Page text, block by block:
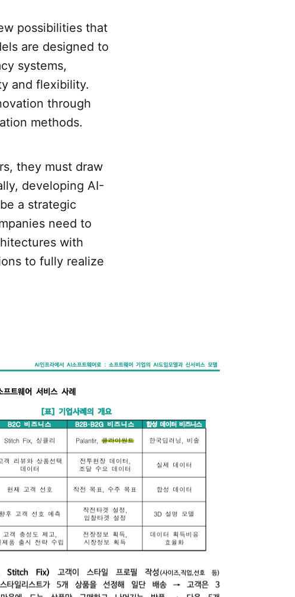
possibilities that
are designed to
systems,
and flexibility.
through
methods.
they must draw
developing AI-
a strategic
need to
with
to fully realize